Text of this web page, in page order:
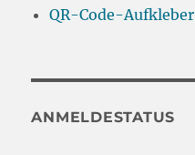
QR-Code-Aufkleber
ANMELDESTATUS